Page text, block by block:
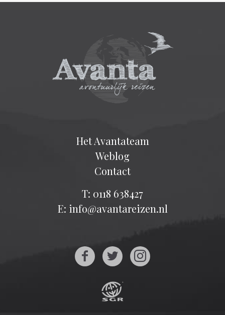
Het Avantateam
Weblog
Contact
T: 0118 638427
E: info@avantareizen.nl